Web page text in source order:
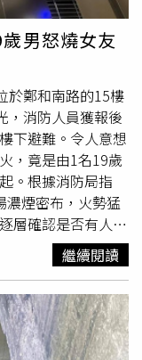
男怒燒女友
於鄭和南路的15樓
，消防人員獲報後
下避難。令人意想
，竟是由1名19歲
。根據消防局指
濃煙密布，火勢猛
層確認是否有人受
完全撲滅，所幸
現場仍一片狼藉，
現1名神情緊張、
上前盤查時，男子
現他正是該棟9樓
竟是「與女友吵
繼續閱讀